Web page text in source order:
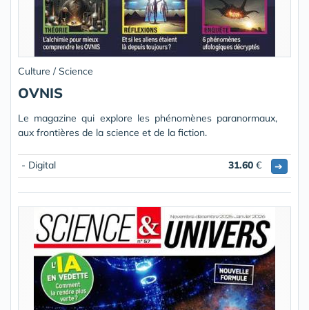
Culture / Science
OVNIS
Le magazine qui explore les phénomènes paranormaux,
aux frontières de la science et de la fiction.
- Digital 31.60 € ➔